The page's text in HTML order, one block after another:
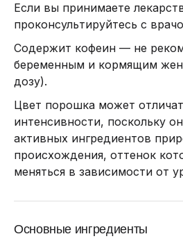
Если вы принимаете
проконсультируйтесь с
Содержит кофеин — не
беременным и кормящим
дозу).
Цвет порошка может
интенсивности, поскольку
активных ингредиентов
происхождения, оттенок
меняться в зависимости от
Основные ингредиенты